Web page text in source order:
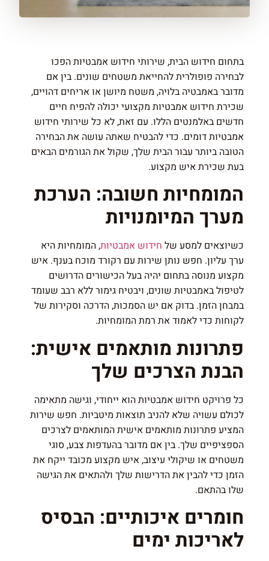
בתחום חידוש הבית, שירותי חידוש אמבטיות הפכו
לבחירה פופולרית להחייאת משטחים שונים. בין אם
מדובר באמבטיה בלויה, משטח מיושן או אריחים דהויים,
שכירת חידוש אמבטיות מקצועי יכולה להפיח חיים
חדשים באלמנטים הללו. עם זאת, לא כל שירותי חידוש
אמבטיות דומים. כדי להבטיח שאתה עושה את הבחירה
הטובה ביותר עבור הבית שלך, שקול את הגורמים הבאים
בעת שכירת איש מקצוע.
המומחיות חשובה: הערכת
מערך המיומנויות
כשיוצאים למסע של חידוש אמבטיות, המומחיות היא
ערך עליון. חפש נותן שירות עם רקורד מוכח בענף. איש
מקצוע מנוסה בתחום יהיה בעל הכישורים הדרושים
לטיפול באמבטיות שונים, ויבטיח גימור ללא רבב שעומד
במבחן הזמן. בדוק אם יש הסמכות, הדרכה וסקירות של
לקוחות כדי לאמוד את רמת המומחיות.
פתרונות מותאמים אישית:
הבנת הצרכים שלך
כל פרויקט חידוש אמבטיות הוא ייחודי, וגישה מתאימה
לכולם עשויה שלא להניב תוצאות מיטביות. חפש שירות
המציע פתרונות מותאמים אישית המותאמים לצרכים
הספציפיים שלך. בין אם מדובר בהעדפות צבע, סוגי
משטחים או שיקולי עיצוב, איש מקצוע מכובד ייקח את
הזמן כדי להבין את הדרישות שלך ולהתאים את הגישה
שלו בהתאם.
חומרים איכותיים: הבסיס
לאריכות ימים